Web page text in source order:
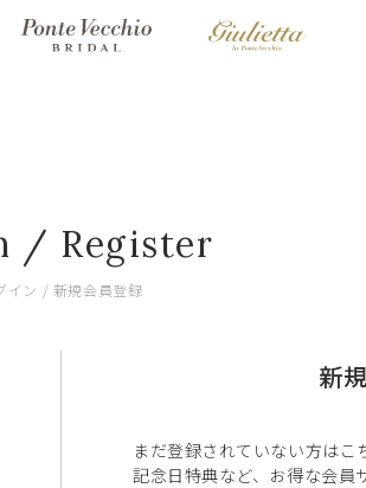
/ Register
イン / 新規会員登録
新
まだ登録されていない方はこ
記念日特典など、お得な会員